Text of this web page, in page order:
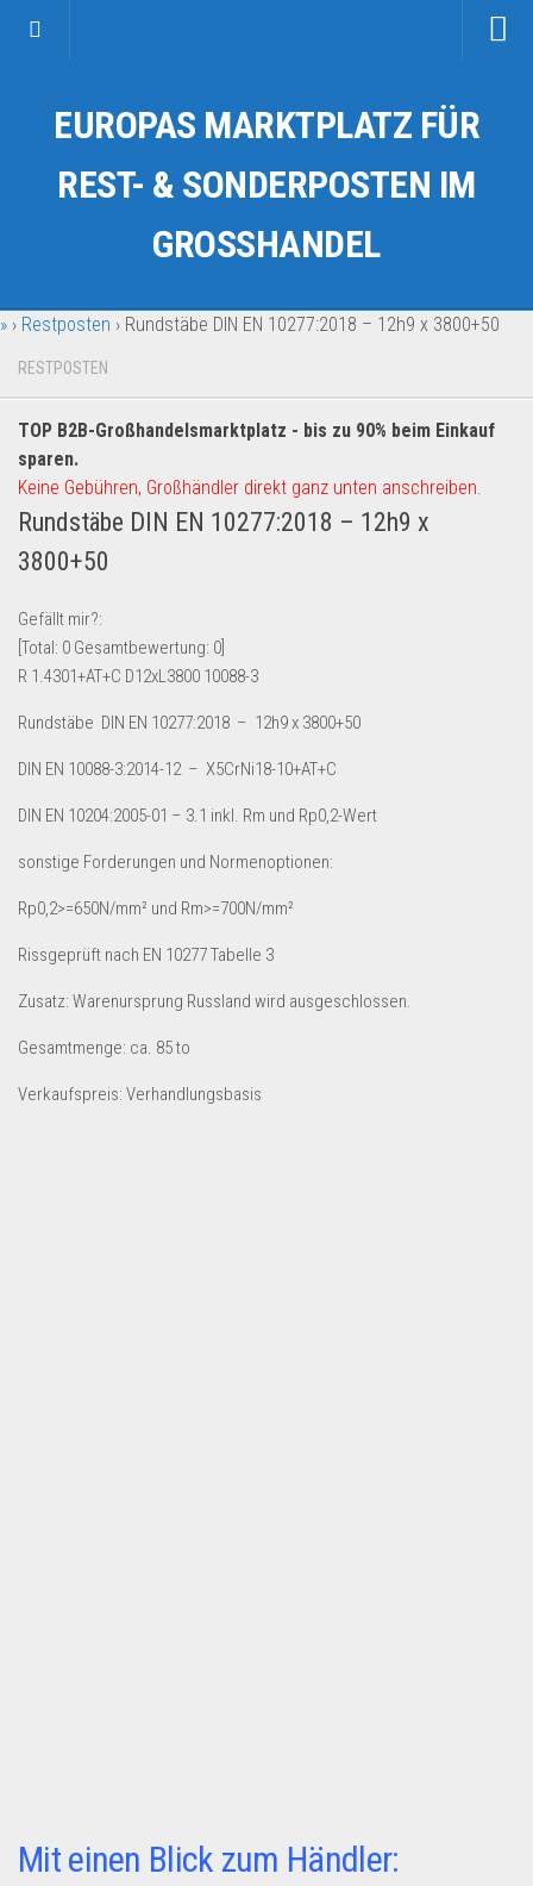
Kategorien
Auto & Motorrad
Fahrzeuge & Transport
Garten & Werkzeug
Geschäft, Büro & Schreibwaren
Geschenkartikel
Handy und Smartphone
Kosmetik & Pflege
Lebensmittel & Getränke
Münzen
Spielzeug & Games
Schuhe & Accessoires
Sport & Freizeit
Restposten-Angebote
Restposten für Privatpersonen
eBay Restposten kaufen
Sonderposten-Angebote
EUROPAS MARKTPLATZ FÜR
REST- & SONDERPOSTEN IM
GROSSHANDEL
» › Restposten › Rundstäbe DIN EN 10277:2018 – 12h9 x 3800+50
RESTPOSTEN
TOP B2B-Großhandelsmarktplatz - bis zu 90% beim Einkauf
sparen.
Keine Gebühren, Großhändler direkt ganz unten anschreiben.
Rundstäbe DIN EN 10277:2018 – 12h9 x
3800+50
Gefällt mir?:
[Total: 0 Gesamtbewertung: 0
R 1.4301+AT+C D12xL3800 10088-3
Rundstäbe DIN EN 10277:2018 – 12h9 x 3800+50
DIN EN 10088-3:2014-12 – X5CrNi18-10+AT+C
DIN EN 10204:2005-01 – 3.1 inkl. Rm und Rp0,2-Wert
sonstige Forderungen und Normenoptionen:
Rp0,2>=650N/mm² und Rm>=700N/mm²
Rissgeprüft nach EN 10277 Tabelle 3
Zusatz: Warenursprung Russland wird ausgeschlossen.
Gesamtmenge: ca. 85 to
Verkaufspreis: Verhandlungsbasis
Mit einen Blick zum Händler: